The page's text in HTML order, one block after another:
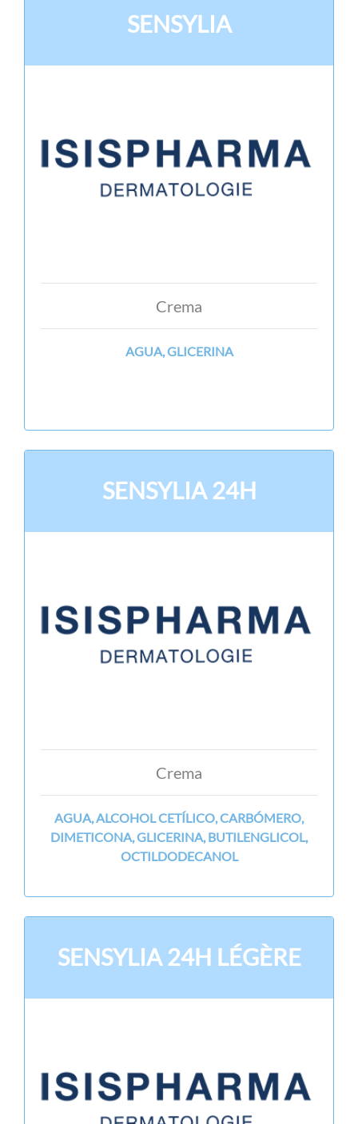
SENSYLIA
Crema
AGUA, GLICERINA
SENSYLIA 24H
Crema
AGUA, ALCOHOL CETÍLICO, CARBÓMERO,
DIMETICONA, GLICERINA, BUTILENGLICOL,
OCTILDODECANOL
SENSYLIA 24H LÉGÈRE